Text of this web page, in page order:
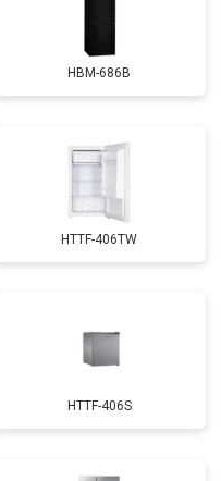
HBM-686B
HTTF-406TW
HTTF-406S